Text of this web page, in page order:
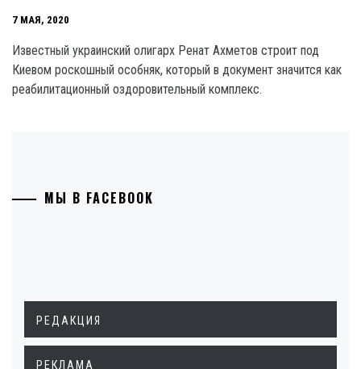
7 МАЯ, 2020
Известный украинский олигарх Ренат Ахметов строит под
Киевом роскошный особняк, который в документ значится как
реабилитационный оздоровительный комплекс.
МЫ В FACEBOOK
РЕДАКЦИЯ
РЕКЛАМА